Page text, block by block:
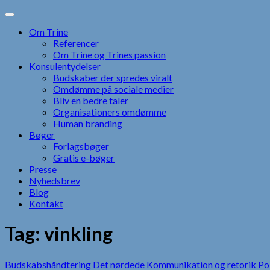
Skip
contentOm Trine
Referencer
Om Trine og Trines passion
Konsulentydelser
Budskaber der spredes viralt
Omdømme på sociale medier
Bliv en bedre taler
Organisationers omdømme
Human branding
Bøger
Forlagsbøger
Gratis e-bøger
Presse
Nyhedsbrev
Blog
Kontakt
Tag: vinkling
Budskabshåndtering Det nørdede Kommunikation og retorik